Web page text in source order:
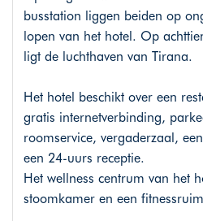
busstation liggen beiden op
lopen van het hotel. Op
ligt de luchthaven van Tirana.
Het hotel beschikt over een
gratis internetverbinding,
roomservice, vergaderzaal,
een 24-uurs receptie.
Het wellness centrum van het
stoomkamer en een